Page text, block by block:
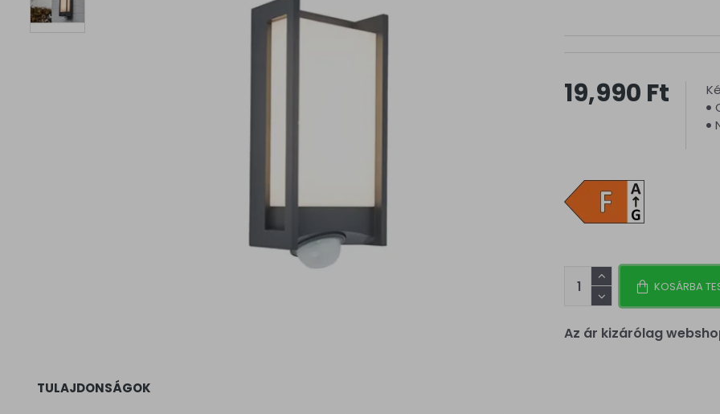
TULAJDONSÁGOK
Az ár kizárólag
19,990 Ft
KOSÁRBA